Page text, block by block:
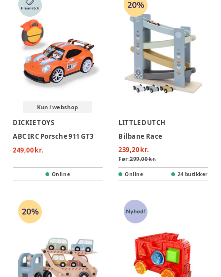
Kun i webshop
DICKIE TOYS
ABC IRC Porsche 911 GT3
249,00 kr.
Online
LITTLE DUTCH
Bilbane Race
239,20 kr.
Før:299,00 kr.
Online 24 butikker